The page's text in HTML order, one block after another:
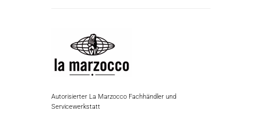
Autorisierter La Marzocco Fachhändler und
Servicewerkstatt